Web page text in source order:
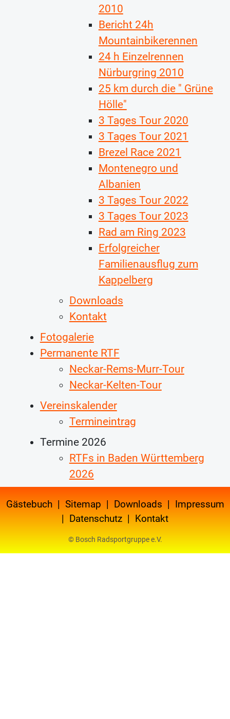
2010
Bericht 24h
Mountainbikerennen
24 h Einzelrennen
Nürburgring 2010
25 km durch die " Grüne
Hölle"
3 Tages Tour 2020
3 Tages Tour 2021
Brezel Race 2021
Montenegro und
Albanien
3 Tages Tour 2022
3 Tages Tour 2023
Rad am Ring 2023
Erfolgreicher
Familienausflug zum
Kappelberg
Downloads
Kontakt
Fotogalerie
Permanente RTF
Neckar-Rems-Murr-Tour
Neckar-Kelten-Tour
Vereinskalender
Termineintrag
Termine 2026
RTFs in Baden Württemberg
2026
Gästebuch| Sitemap | Downloads | Impressum
| Datenschutz | Kontakt
© Bosch Radsportgruppe e.V.